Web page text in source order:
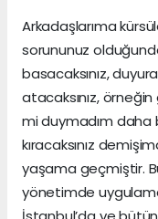
Arkadaşlarıma
sorununuz
basacaksınız,
atacaksınız,
mi duymadım daha
kıracaksınız
yaşama geçmiştir.
yönetimde